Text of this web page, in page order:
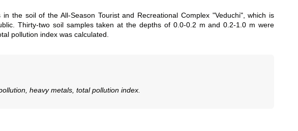
the soil of the All-Season Tourist and Recreational Complex "Veduchi", which is
Thirty-two soil samples taken at the depths of 0.0-0.2 m and 0.2-1.0 m were
pollution index was calculated.
heavy metals, total pollution index.